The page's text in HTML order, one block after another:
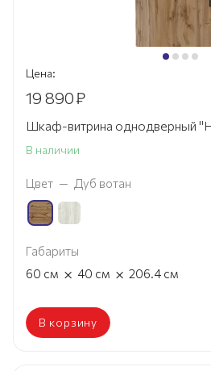
Цена:
19 890₽
Шкаф-витрина однодверный
В наличии
Цвет — Дуб вотан
Габариты
60 см × 40 см × 206.4 см
В корзину